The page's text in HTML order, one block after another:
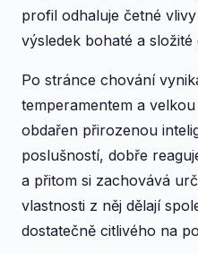
profil odhaluje četné
výsledek bohaté a složité
Po stránce chování
temperamentem a
obdařen přirozenou
poslušností, dobře
a přitom si zachovává
vlastnosti z něj dělají
dostatečně citlivého na